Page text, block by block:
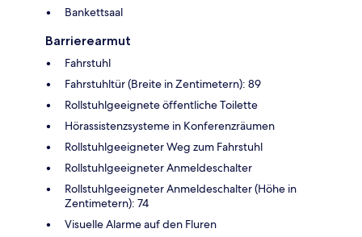
Bankettsaal
Barrierearmut
Fahrstuhl
Fahrstuhltür (Breite in Zentimetern): 89
Rollstuhlgeeignete öffentliche Toilette
Hörassistenzsysteme in Konferenzräumen
Rollstuhlgeeigneter Weg zum Fahrstuhl
Rollstuhlgeeigneter Anmeldeschalter
Rollstuhlgeeigneter Anmeldeschalter (Höhe in
Zentimetern): 74
Visuelle Alarme auf den Fluren